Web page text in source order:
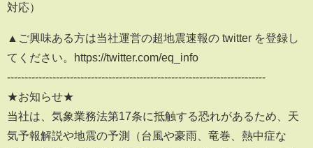
対応）
▲ご興味ある方は当社運営の超地震速報の twitter を登録し
てください。https://twitter.com/eq_info
--------------------------------------------------------------------------
★お知らせ★
当社は、気象業務法第17条に抵触する恐れがあるため、天
気予報解説や地震の予測（台風や豪雨、竜巻、熱中症な